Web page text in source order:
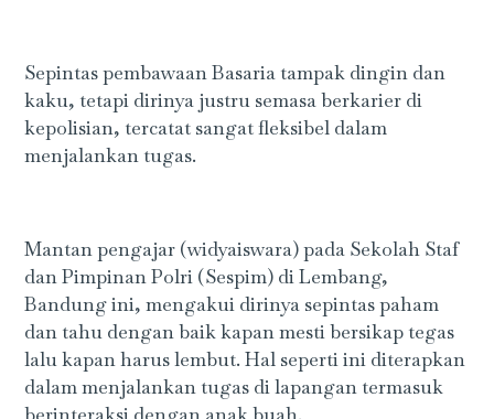
Sepintas pembawaan Basaria tampak dingin dan
kaku, tetapi dirinya justru semasa berkarier di
kepolisian, tercatat sangat fleksibel dalam
menjalankan tugas.
Mantan pengajar (widyaiswara) pada Sekolah Staf
dan Pimpinan Polri (Sespim) di Lembang,
Bandung ini, mengakui dirinya sepintas paham
dan tahu dengan baik kapan mesti bersikap tegas
lalu kapan harus lembut. Hal seperti ini diterapkan
dalam menjalankan tugas di lapangan termasuk